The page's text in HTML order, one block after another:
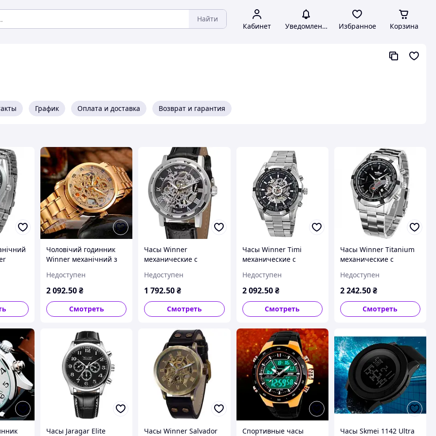
Найти
Кабинет Уведомления Избранное Корзина
График Оплата и доставка Возврат и гарантия
з
Чоловічий годинник
Winner механічний з
римські цифри круглий
корпус сталь золотий 4
Недоступен
2 092.50₴
Смотреть
Часы Winner
механические с
черные стальные с
минеральным стеклом
застежкой
Недоступен
1 792.50₴
Смотреть
Часы Winner Timi
механические с
стальные круглый
корпус 4,4 см
месяцев гарантии
Недоступен
2 092.50 ₴
Смотреть
Часы Winner Titanium
механические с
черные со стальным
корпусом и функциями
Недоступен
2 242.50₴
Смотреть
Часы Jaragar Elite Часы Winner Salvador Спортивные часы Часы Skmei 1142 Ultra